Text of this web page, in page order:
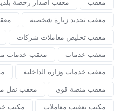
معقب
معقب اصدار رخصة
معقب تجديد زيارة شخصية
معقب تخليص معاملات شركات
معقب خدمات
معقب خدمات
معقب خدمات وزارة الداخلية
معقب منصة قوى
معقب نقل
مكتب تعقيب معاملات
مكتب